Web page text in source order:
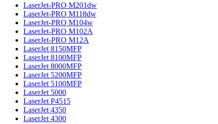
LaserJet-PRO M201dw
LaserJet-PRO M118dw
LaserJet-PRO M104w
LaserJet-PRO M102A
LaserJet-PRO M12A
LaserJet 8150MFP
LaserJet 8100MFP
LaserJet 8000MFP
LaserJet 5200MFP
LaserJet 5100MFP
LaserJet 5000
LaserJet P4515
LaserJet 4350
LaserJet 4300